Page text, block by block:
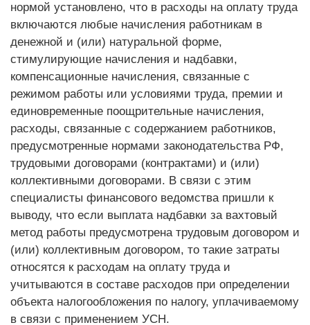
нормой установлено, что в расходы на оплату труда
включаются любые начисления работникам в
денежной и (или) натуральной форме,
стимулирующие начисления и надбавки,
компенсационные начисления, связанные с
режимом работы или условиями труда, премии и
единовременные поощрительные начисления,
расходы, связанные с содержанием работников,
предусмотренные нормами законодательства РФ,
трудовыми договорами (контрактами) и (или)
коллективными договорами. В связи с этим
специалисты финансового ведомства пришли к
выводу, что если выплата надбавки за вахтовый
метод работы предусмотрена трудовым договором и
(или) коллективным договором, то такие затраты
относятся к расходам на оплату труда и
учитываются в составе расходов при определении
объекта налогообложения по налогу, уплачиваемому
в связи с применением УСН.